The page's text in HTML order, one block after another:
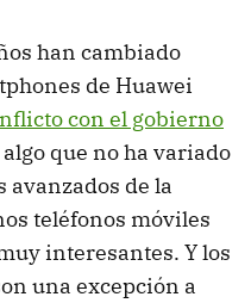
han cambiado
de Huawei
con el gobierno
que no ha variado
avanzados de la
teléfonos móviles
interesantes. Y los
una excepción a